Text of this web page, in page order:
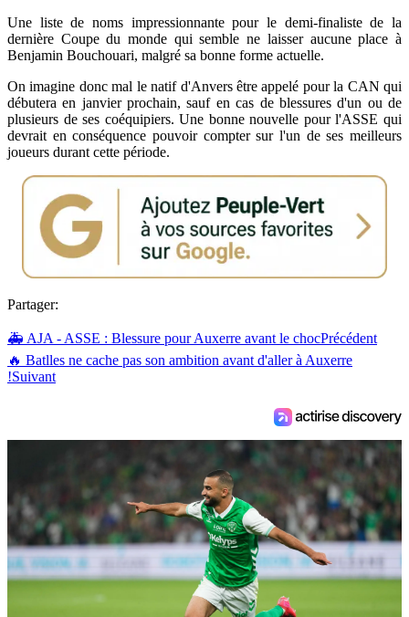
Une liste de noms impressionnante pour le demi-finaliste de la
dernière Coupe du monde qui semble ne laisser aucune place à
Benjamin Bouchouari, malgré sa bonne forme actuelle.
On imagine donc mal le natif d'Anvers être appelé pour la CAN qui
débutera en janvier prochain, sauf en cas de blessures d'un ou de
plusieurs de ses coéquipiers. Une bonne nouvelle pour l'ASSE qui
devrait en conséquence pouvoir compter sur l'un de ses meilleurs
joueurs durant cette période.
Partager:
🚑 AJA - ASSE : Blessure pour Auxerre avant le chocPrécédent
🔥 Batlles ne cache pas son ambition avant d'aller à Auxerre
!Suivant